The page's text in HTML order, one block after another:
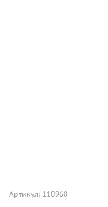
Артикул: 110968